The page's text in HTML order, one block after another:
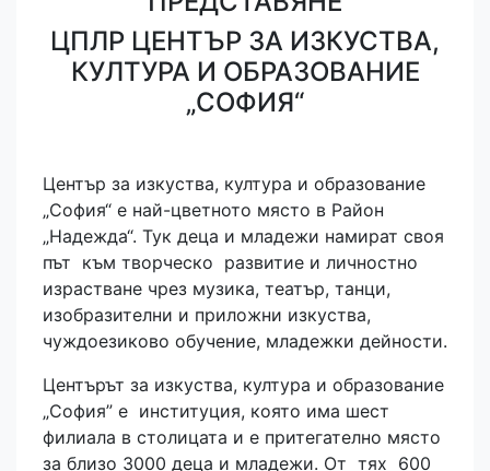
ЦПЛР ЦЕНТЪР ЗА ИЗКУСТВА,
КУЛТУРА И ОБРАЗОВАНИЕ
„СОФИЯ“
Център за изкуства, култура и образование
„София“ е най-цветното място в Район
„Надежда“. Тук деца и младежи намират своя
път към творческо развитие и личностно
израстване чрез музика, театър, танци,
изобразителни и приложни изкуства,
чуждоезиково обучение, младежки дейности.
Центърът за изкуства, култура и образование
„София” е институция, която има шест
филиала в столицата и е притегателно място
за близо 3000 деца и младежи. От тях 600